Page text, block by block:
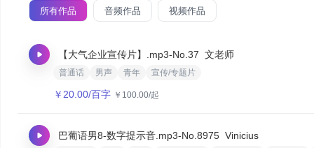
所有作品 音频作品 视频作品
【大气企业宣传片】.mp3-No.37 文老师
普通话 男声 青年 宣传/专题片
￥ 20.00/百字 ￥ 100.00/起
巴葡语男8-数字提示音.mp3-No.8975 Vinicius